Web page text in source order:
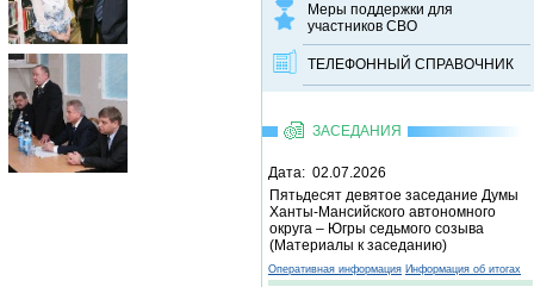
Меры поддержки для
участников СВО
ТЕЛЕФОННЫЙ CПРАВОЧНИК
ЗАСЕДАНИЯ
Дата: 02.07.2026
Пятьдесят девятое заседание Думы
Ханты-Мансийского автономного
округа – Югры седьмого созыва
(Материалы к заседанию)
Оперативная информация Информация об итогах